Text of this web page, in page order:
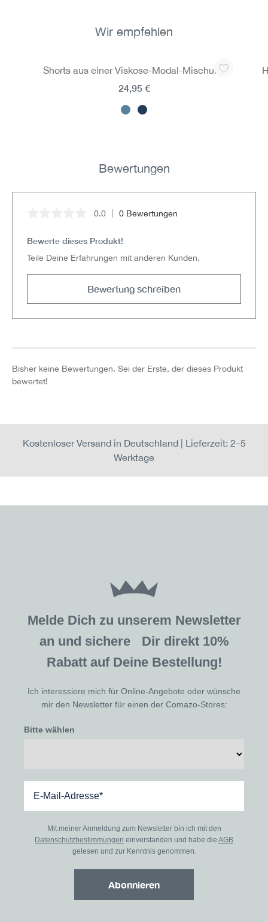
Wir empfehlen
Shorts aus einer Viskose-Modal-Mischung
24,95 €
Bewertungen
Durchschnittliche Bewertung von 0 von 5 Sternen
0.0 0 Bewertungen
Bewerte dieses Produkt!
Teile Deine Erfahrungen mit anderen Kunden.
Bewertung schreiben
Bisher keine Bewertungen. Sei der Erste, der dieses Produkt
bewertet!
Kostenloser Versand in Deutschland | Lieferzeit: 2–5
Werktage
Melde Dich zu unserem Newsletter
an und sichere Dir direkt 10%
Rabatt auf Deine Bestellung!
Ich interessiere mich für Online-Angebote oder wünsche
mir den Newsletter für einen der Comazo-Stores:
Bitte wählen
Mit meiner Anmeldung zum Newsletter bin ich mit den
Datenschutzbestimmungen einverstanden und habe die AGB
gelesen und zur Kenntnis genommen.
Abonnieren